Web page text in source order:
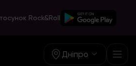
Rock&Roll
Дніпро